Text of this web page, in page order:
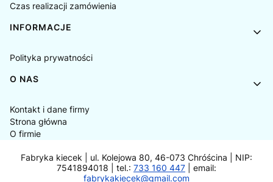
Czas realizacji zamówienia
INFORMACJE
Polityka prywatności
O NAS
Kontakt i dane firmy
Strona główna
O firmie
Fabryka kiecek | ul. Kolejowa 80, 46-073 Chróścina | NIP:
7541894018 | tel.: 733 160 447 | email:
fabrykakiecek@gmail.com